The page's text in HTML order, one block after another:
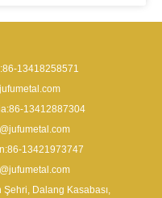
13418258571
13412887304
13421973747
Dalang Kasabası,